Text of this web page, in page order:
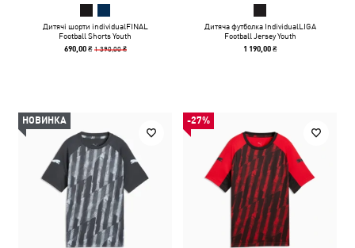
Дитячі шорти individualFINAL
Football Shorts Youth
690,00 ₴ 1 390,00 ₴
Дитяча футболка IndividualLIGA
Football Jersey Youth
1 190,00 ₴
НОВИНКА -27%